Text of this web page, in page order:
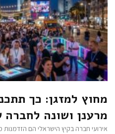
מחוץ למזגן: כך
מרענן ושונה
אירועי חברה בקיץ הישראלי הם הזדמנות